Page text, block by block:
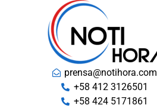
prensa@notihora.com
+58 412 3126501
+58 424 5171861